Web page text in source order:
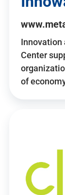
Innovation
Center
of